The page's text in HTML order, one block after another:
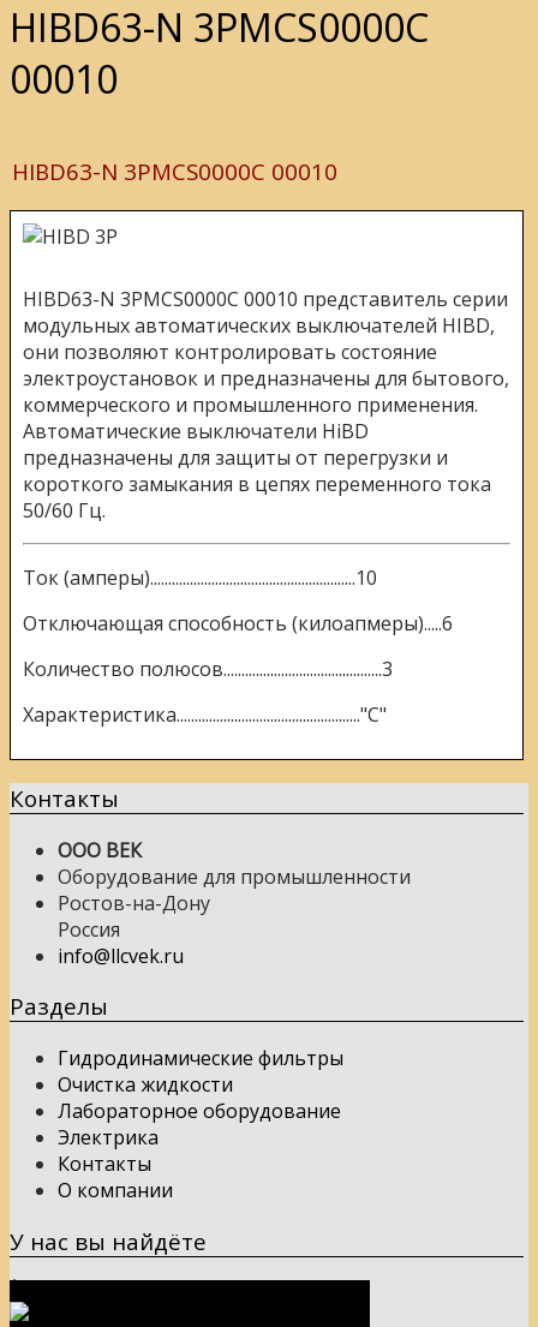
HIBD63-N 3PMCS0000C
00010
HIBD63-N 3PMCS0000C 00010
HIBD63-N 3PMCS0000C 00010 представитель серии
модульных автоматических выключателей HIBD,
они позволяют контролировать состояние
электроустановок и предназначены для бытового,
коммерческого и промышленного применения.
Автоматические выключатели HiBD
предназначены для защиты от перегрузки и
короткого замыкания в цепях переменного тока
50/60 Гц.
Ток (амперы).........................................................10
Отключающая способность (килоапмеры).....6
Количество полюсов............................................3
Характеристика..................................................."C"
Контакты
ООО ВЕК
Оборудование для промышленности
Ростов-на-Дону
Россия
info@llcvek.ru
Разделы
Гидродинамические фильтры
Очистка жидкости
Лабораторное оборудование
Электрика
Контакты
О компании
У нас вы найдёте